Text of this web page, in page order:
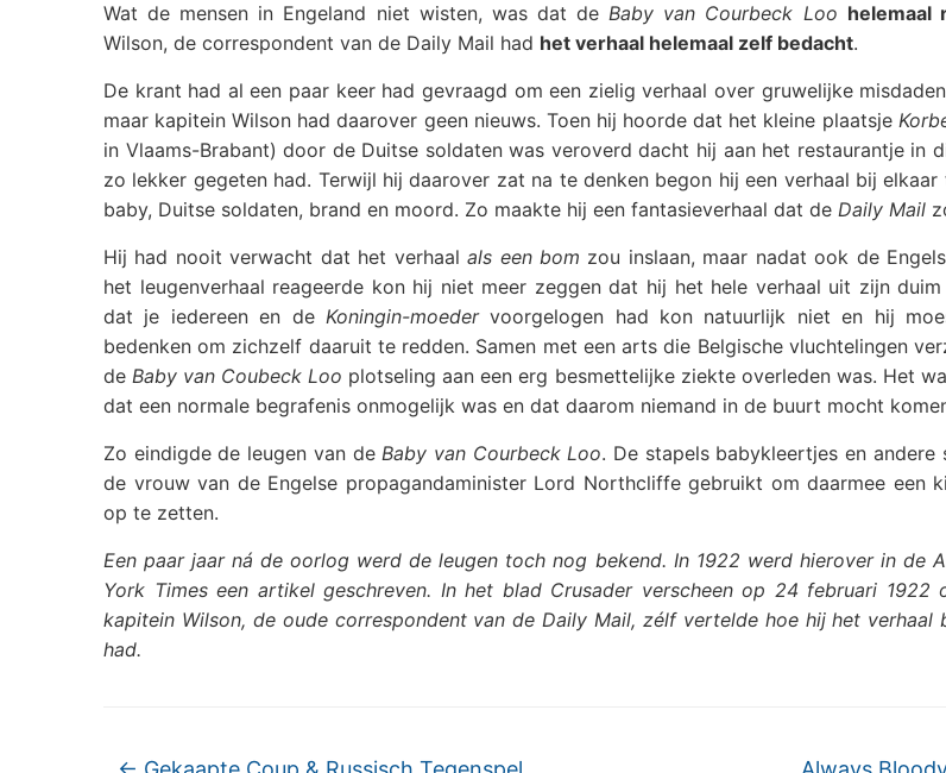
Wat de mensen in Engeland niet wisten, was dat deBaby van Courbeck Loo helemaal
Wilson, de correspondent van de Daily Mail had het verhaal helemaal zelf bedacht.
De krant had al een paar keer had gevraagd om een zielig verhaal over gruwelijke
maar kapitein Wilson had daarover geen nieuws. Toen hij hoorde dat het kleine plaatsje
in Vlaams-Brabant) door de Duitse soldaten was veroverd dacht hij aan het restaurantje in
zo lekker gegeten had. Terwijl hij daarover zat na te denken begon hij een verhaal bij
baby, Duitse soldaten, brand en moord. Zo maakte hij een fantasieverhaal dat de Daily Mail
Hij had nooit verwacht dat het verhaalals een bom zou inslaan, maar nadat ook de
het leugenverhaal reageerde kon hij niet meer zeggen dat hij het hele verhaal uit zijn
dat je iedereen en de Koningin-moedervoorgelogen had kon natuurlijk niet en hij
bedenken om zichzelf daaruit te redden. Samen met een arts die Belgische vluchtelingen
deBaby van Coubeck Loo plotseling aan een erg besmettelijke ziekte overleden was. Het
dat een normale begrafenis onmogelijk was en dat daarom niemand in de buurt mocht
Zo eindigde de leugen van deBaby van Courbeck Loo. De stapels babykleertjes en
de vrouw van de Engelse propagandaminister Lord Northcliffe gebruikt om daarmee een
op te zetten.
Een paar jaar ná de oorlog werd de leugen toch nog bekend. In 1922 werd hierover in de
York Times een artikel geschreven. In het blad Crusader verscheen op 24 februari 1922
kapitein Wilson, de oude correspondent van de Daily Mail, zélf vertelde hoe hij het verhaal
had.